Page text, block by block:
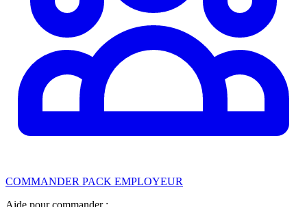
COMMANDER PACK EMPLOYEUR